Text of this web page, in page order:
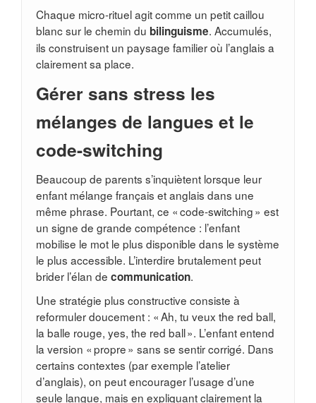
Chaque micro-rituel agit comme un petit caillou
blanc sur le chemin du bilinguisme. Accumulés,
ils construisent un paysage familier où l’anglais a
clairement sa place.
Gérer sans stress les
mélanges de langues et le
code-switching
Beaucoup de parents s’inquiètent lorsque leur
enfant mélange français et anglais dans une
même phrase. Pourtant, ce « code-switching » est
un signe de grande compétence : l’enfant
mobilise le mot le plus disponible dans le système
le plus accessible. L’interdire brutalement peut
brider l’élan de communication.
Une stratégie plus constructive consiste à
reformuler doucement : « Ah, tu veux the red ball,
la balle rouge, yes, the red ball ». L’enfant entend
la version « propre » sans se sentir corrigé. Dans
certains contextes (par exemple l’atelier
d’anglais), on peut encourager l’usage d’une
seule langue, mais en expliquant clairement la